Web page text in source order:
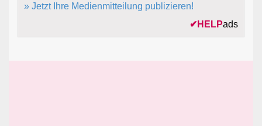
» Jetzt Ihre Medienmitteilung publizieren!
✔ HELPads